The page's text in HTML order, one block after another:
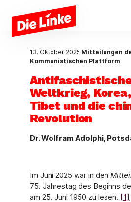
Zum Hauptinhalt springen
13. Oktober 2025 Mitteilungen
Kommunistischen Plattform
Weltkrieg,
Tibet und die
Revolution
Dr. Wolfram Adolphi,
Im Juni 2025 war in den
75. Jahrestag des Beginns
am 25. Juni 1950 zu lesen. [1]